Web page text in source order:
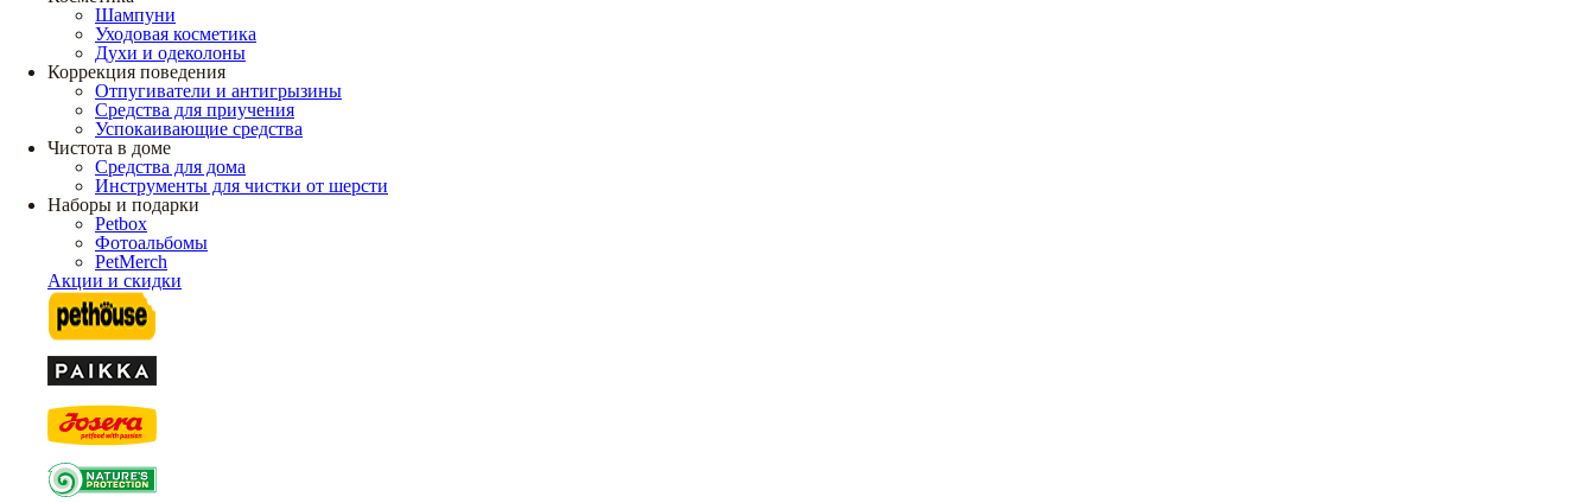
Шампуни
Уходовая косметика
Духи и одеколоны
Коррекция поведения
Отпугиватели и антигрызины
Средства для приучения
Успокаивающие средства
Чистота в доме
Средства для дома
Инструменты для чистки от шерсти
Наборы и подарки
Petbox
Фотоальбомы
PetMerch
Акции и скидки